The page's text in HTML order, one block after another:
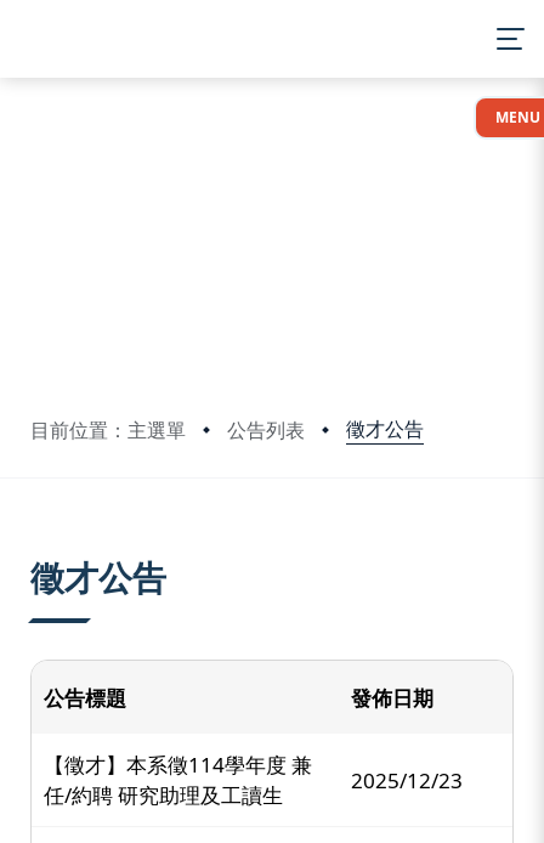
目前位置：主選單 公告列表 徵才公告
MENU
徵才公告
公告標題 發佈日期
【徵才】本系徵114學年度 兼
任/約聘 研究助理及工讀生
2025/12/23